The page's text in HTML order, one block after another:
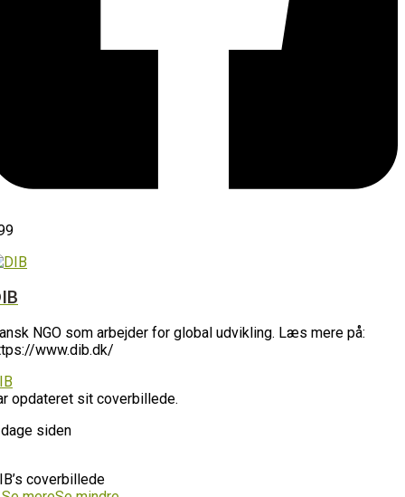
NGO som arbejder for global udvikling. Læs mere på:
www.dib.dk/
opdateret sit coverbillede.
siden
coverbillede